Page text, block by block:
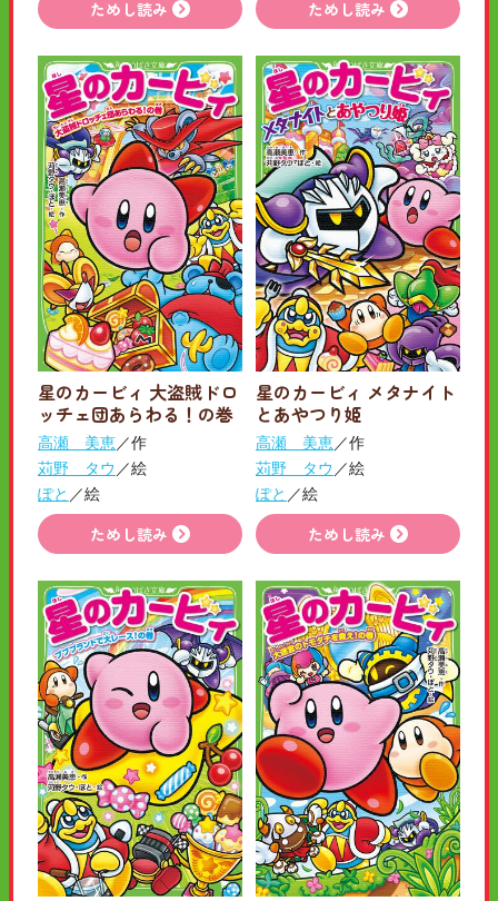
ためし読み ためし読み
星のカービィ 大盗賊ドロ
ッチェ団あらわる！の巻
高瀬 美恵／作
苅野 タウ ／絵
ぽと ／絵
ためし読み
星のカービィ メタナイト
とあやつり姫
高瀬 美恵／作
苅野 タウ ／絵
ぽと ／絵
ためし読み